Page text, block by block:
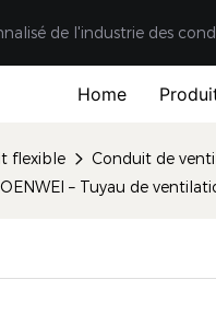
de l'industrie des
Home
flexible
Conduit de
– Tuyau de